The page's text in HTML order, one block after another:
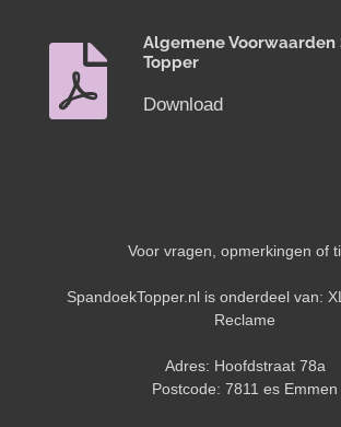
Algemene Voorwaarden
Topper
Download
Voor vragen, opmerkingen of
SpandoekTopper.nl is onderdeel van:
Reclame
Adres: Hoofdstraat 78a
Postcode: 7811 es Emmen